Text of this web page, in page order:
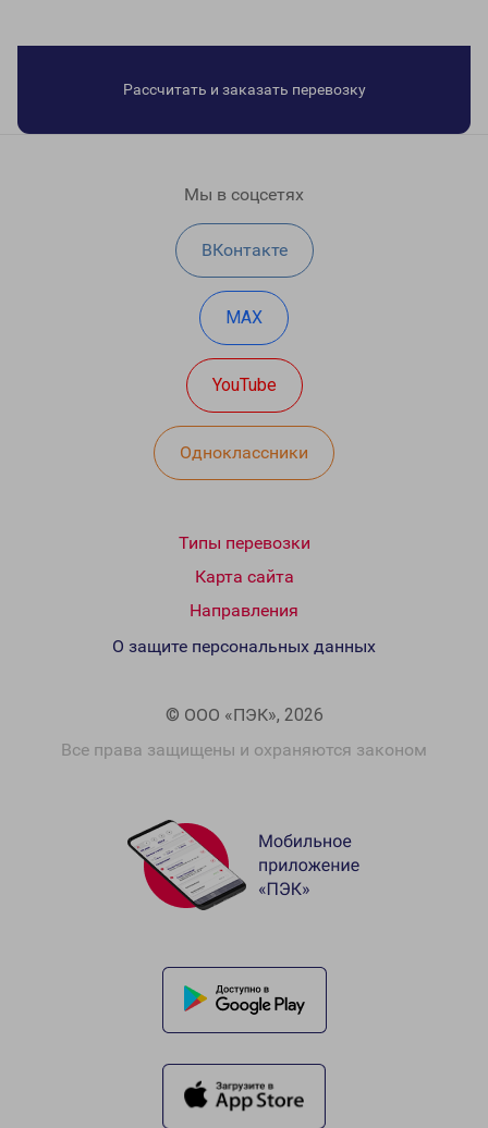
Рассчитать и заказать перевозку
Мы в соцсетях
ВКонтакте
MAX
YouTube
Одноклассники
Типы перевозки
Карта сайта
Направления
© ООО «ПЭК», 2026
Все права защищены и охраняются законом
О защите персональных данных